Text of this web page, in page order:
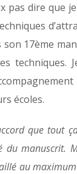
pas dire que
17ème
techniques.
écoles.
que tout
manuscrit.
au